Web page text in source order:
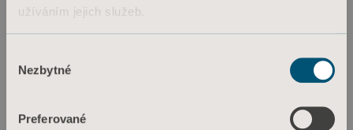
užíváním jejich služeb.
souhlasu
Nezbytné
Preferované